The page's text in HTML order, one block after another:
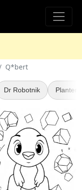
Q*bert
Dr Robotnik Planten